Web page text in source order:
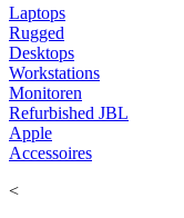
Laptops
Rugged
Desktops
Workstations
Monitoren
Refurbished JBL
Apple
Accessoires
<